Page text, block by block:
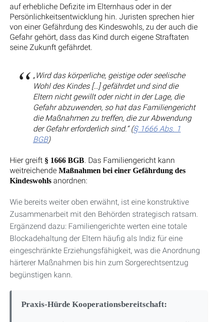
auf erhebliche Defizite im Elternhaus oder in der
Persönlichkeitsentwicklung hin. Juristen sprechen hier
von einer Gefährdung des Kindeswohls, zu der auch die
Gefahr gehört, dass das Kind durch eigene Straftaten
seine Zukunft gefährdet.
„Wird das körperliche, geistige oder seelische
Wohl des Kindes […] gefährdet und sind die
Eltern nicht gewillt oder nicht in der Lage, die
Gefahr abzuwenden, so hat das Familiengericht
die Maßnahmen zu treffen, die zur Abwendung
der Gefahr erforderlich sind.“ (§ 1666 Abs. 1
BGB)
Hier greift § 1666 BGB. Das Familiengericht kann
weitreichende Maßnahmen bei einer Gefährdung des
Kindeswohls anordnen:
Wie bereits weiter oben erwähnt, ist eine konstruktive
Zusammenarbeit mit den Behörden strategisch ratsam.
Ergänzend dazu: Familiengerichte werten eine totale
Blockadehaltung der Eltern häufig als Indiz für eine
eingeschränkte Erziehungsfähigkeit, was die Anordnung
härterer Maßnahmen bis hin zum Sorgerechtsentzug
begünstigen kann.
Praxis-Hürde Kooperationsbereitschaft: